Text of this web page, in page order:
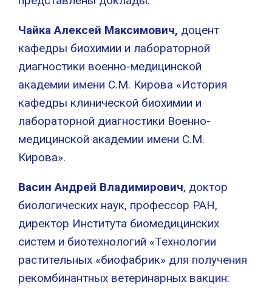
Чайка Алексей Максимович, доцент
кафедры биохимии и лабораторной
диагностики военно-медицинской
академии имени С.М. Кирова «История
кафедры клинической биохимии и
лабораторной диагностики Военно-
медицинской академии имени С.М.
Кирова».
Васин Андрей Владимирович, доктор
биологических наук, профессор РАН,
директор Института биомедицинских
систем и биотехнологий «Технологии
растительных «биофабрик» для получения
рекомбинантных ветеринарных вакцин: